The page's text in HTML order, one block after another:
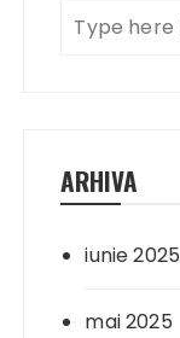
ARHIVA
iunie 2025
mai 2025